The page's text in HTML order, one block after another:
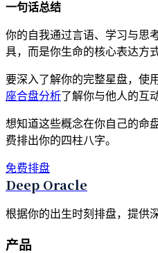
一句话总结
你的自我通过言语、学习与
具，而是你生命的核心表达方式
要深入了解你的完整星盘，使用
座合盘分析了解你与他人的互
想知道这些概念在你自己的命
费排出你的四柱八字。
免费排盘
Deep Oracle
根据你的出生时刻排盘，提供
产品